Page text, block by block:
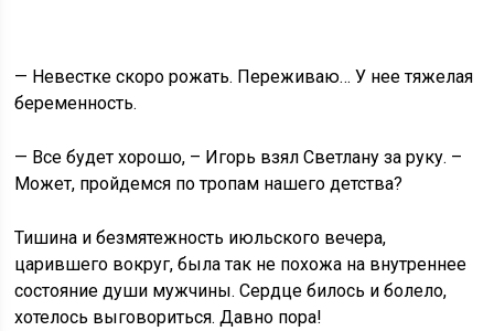
— Невестке скоро рожать. Переживаю… У нее тяжелая
беременность.
— Все будет хорошо, – Игорь взял Светлану за руку. –
Может, пройдемся по тропам нашего детства?
Тишина и безмятежность июльского вечера,
царившего вокруг, была так не похожа на внутреннее
состояние души мужчины. Сердце билось и болело,
хотелось выговориться. Давно пора!